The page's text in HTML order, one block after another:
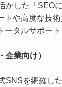
かした「SEO
トや高度な技
タルサポート
企業向け）
SNSを網羅し